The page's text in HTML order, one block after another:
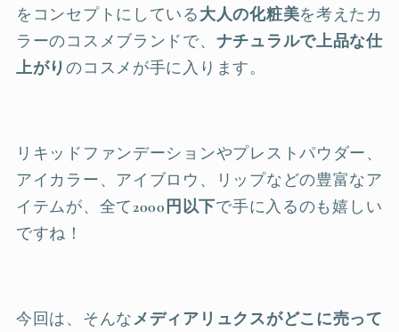
をコンセプトにしている大人の化粧美を考えたカ
ラーのコスメブランドで、 ナチュラルで上品な仕
上がりのコスメが手に入ります。
リキッドファンデーションやプレストパウダー、
アイカラー、アイブロウ、リップなどの豊富なア
イテムが、全て2000円以下で手に入るのも嬉しい
ですね！
今回は、そんなメディアリュクスがどこに売って